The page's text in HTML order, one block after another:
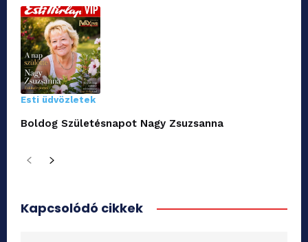
Esti üdvözletek
Boldog Születésnapot Nagy Zsuzsanna
Kapcsolódó cikkek